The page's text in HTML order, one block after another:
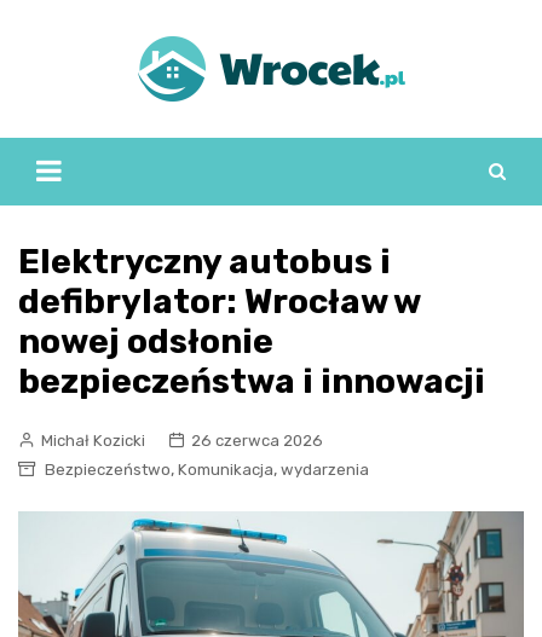
Elektryczny autobus i
defibrylator: Wrocław w
nowej odsłonie
bezpieczeństwa i innowacji
Michał Kozicki
26 czerwca 2026
Bezpieczeństwo, Komunikacja, wydarzenia